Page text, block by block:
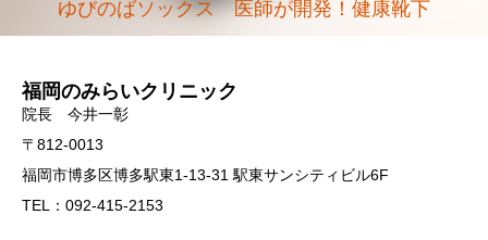
ゆびのばソックス 医師が開発！健康靴下
福岡のみらいクリニック
院長 今井一彰
〒812-0013
福岡市博多区博多駅東1-13-31 駅東サンシティビル6F
TEL：092-415-2153